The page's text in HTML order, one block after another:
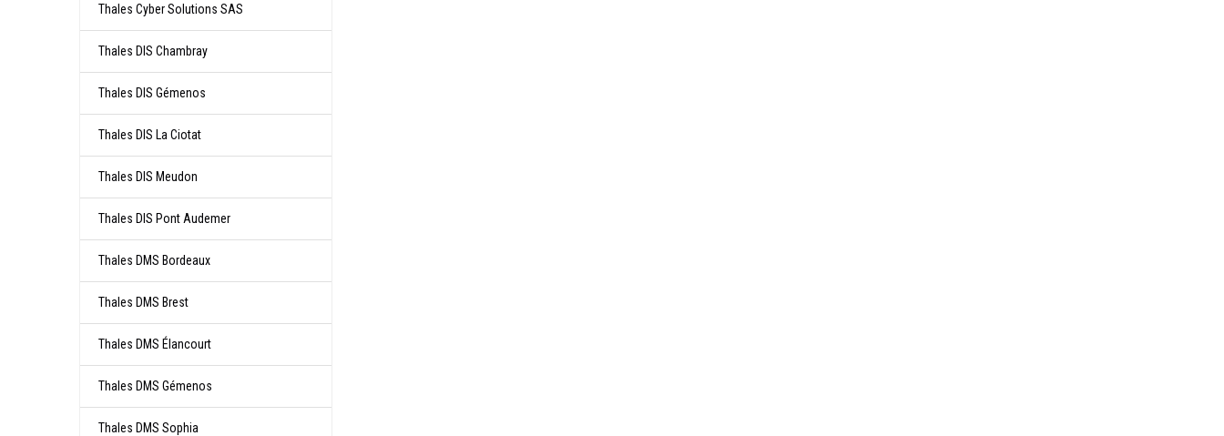
Thales Cyber Solutions SAS
Thales DIS Chambray
Thales DIS Gémenos
Thales DIS La Ciotat
Thales DIS Meudon
Thales DIS Pont Audemer
Thales DMS Bordeaux
Thales DMS Brest
Thales DMS Élancourt
Thales DMS Gémenos
Thales DMS Sophia